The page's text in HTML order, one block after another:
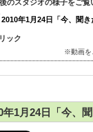
のスタジオの様子をご覧
2010年1月24日「今、聞
ック
※動画を
年1月24日「今、